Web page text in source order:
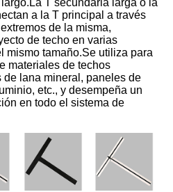
T secundaria larga o la
a la T principal a través
de la misma,
de techo en varias
mismo tamaño.Se utiliza para
materiales de techos
lana mineral, paneles de
etc., y desempeña un
en todo el sistema de